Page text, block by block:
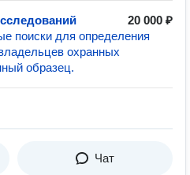
20 000 ₽
поиски для определения
охранных
образец.
Чат